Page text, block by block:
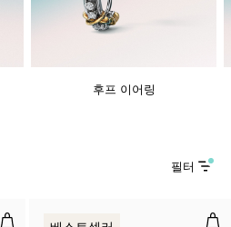
후프 이어링
필터
이어링, 옐로우 골드, 파베 다이아몬
이